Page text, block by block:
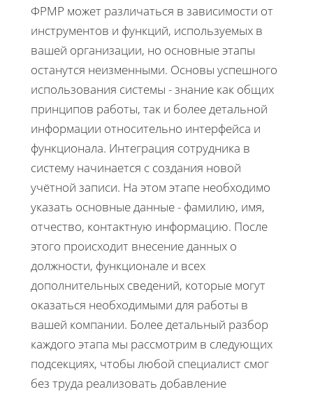
ФРМР может различаться в зависимости от
инструментов и функций, используемых в
вашей организации, но основные этапы
останутся неизменными. Основы успешного
использования системы - знание как общих
принципов работы, так и более детальной
информации относительно интерфейса и
функционала. Интеграция сотрудника в
систему начинается с создания новой
учётной записи. На этом этапе необходимо
указать основные данные - фамилию, имя,
отчество, контактную информацию. После
этого происходит внесение данных о
должности, функционале и всех
дополнительных сведений, которые могут
оказаться необходимыми для работы в
вашей компании. Более детальный разбор
каждого этапа мы рассмотрим в следующих
подсекциях, чтобы любой специалист смог
без труда реализовать добавление